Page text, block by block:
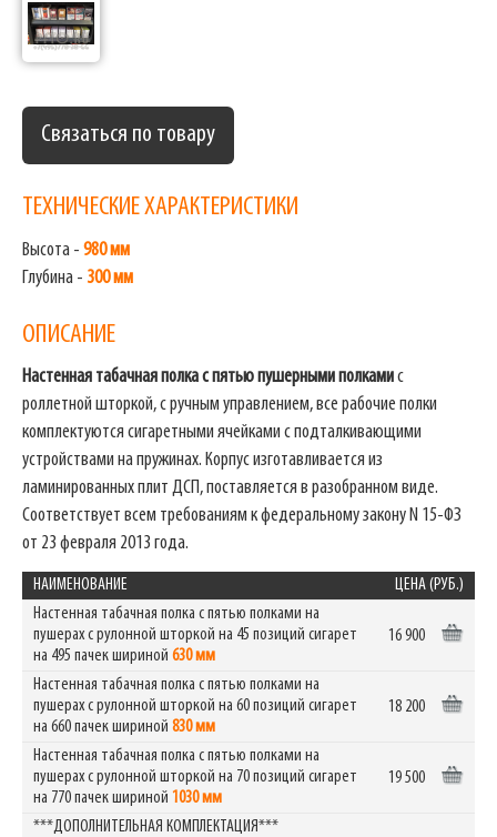
Связаться по товару
ТЕХНИЧЕСКИЕ ХАРАКТЕРИСТИКИ
Высота - 980 мм
Глубина - 300 мм
ОПИСАНИЕ
Настенная табачная полка с пятью пушерными полкамис
роллетной шторкой, с ручным управлением, все рабочие полки
комплектуются сигаретными ячейками с подталкивающими
устройствами на пружинах. Корпус изготавливается из
ламинированных плит ДСП, поставляется в разобранном виде.
Соответствует всем требованиям к федеральному закону N 15-ФЗ
от 23 февраля 2013 года.
НАИМЕНОВАНИЕ
ЦЕНА (РУБ.)
Настенная табачная полка с пятью полками на
пушерах с рулонной шторкой на 45 позиций сигарет
на 495 пачек шириной 630 мм
16 900
Настенная табачная полка с пятью полками на
пушерах с рулонной шторкой на 60 позиций сигарет
на 660 пачек шириной 830 мм
18 200
Настенная табачная полка с пятью полками на
пушерах с рулонной шторкой на 70 позиций сигарет
на 770 пачек шириной 1030 мм
19 500
***ДОПОЛНИТЕЛЬНАЯ КОМПЛЕКТАЦИЯ***